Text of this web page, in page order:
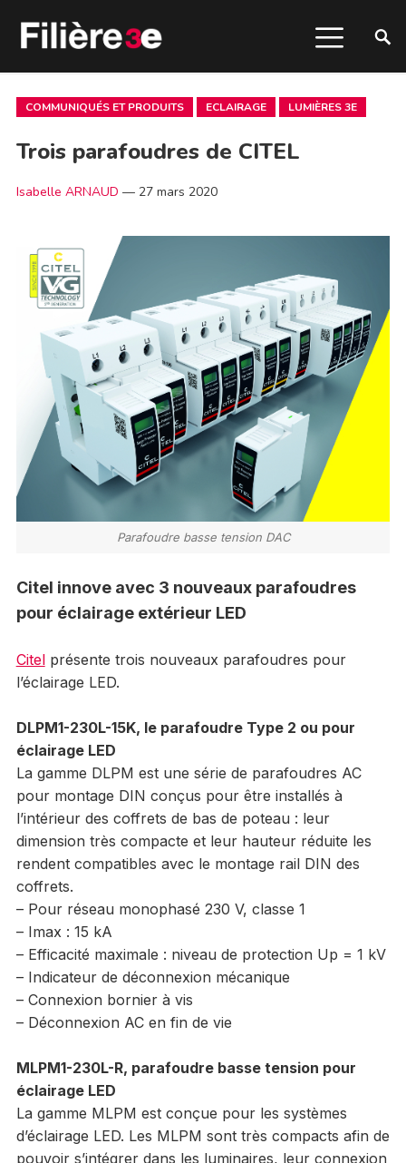
COMMUNIQUÉS ET PRODUITS ECLAIRAGE LUMIÈRES 3E
Trois parafoudres de CITEL
Isabelle ARNAUD — 27 mars 2020
Parafoudre basse tension DAC
Citel innove avec 3 nouveaux parafoudres
pour éclairage extérieur LED
Citelprésente trois nouveaux parafoudres pour
l’éclairage LED.
DLPM1-230L-15K, le parafoudre Type 2 ou pour
éclairage LED
La gamme DLPM est une série de parafoudres AC
pour montage DIN conçus pour être installés à
l’intérieur des coffrets de bas de poteau : leur
dimension très compacte et leur hauteur réduite les
rendent compatibles avec le montage rail DIN des
coffrets.
– Pour réseau monophasé 230 V, classe 1
– Imax : 15 kA
– Efficacité maximale : niveau de protection Up = 1 kV
– Indicateur de déconnexion mécanique
– Connexion bornier à vis
– Déconnexion AC en fin de vie
MLPM1-230L-R, parafoudre basse tension pour
éclairage LED
La gamme MLPM est conçue pour les systèmes
d’éclairage LED. Les MLPM sont très compacts afin de
pouvoir s’intégrer dans les luminaires, leur connexion